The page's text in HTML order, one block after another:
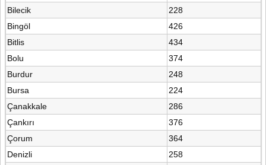
Bilecik
228
Bingöl
426
Bitlis
434
Bolu
374
Burdur
248
Bursa
224
Çanakkale
286
Çankırı
376
Çorum
364
Denizli
258